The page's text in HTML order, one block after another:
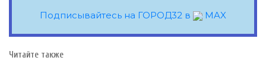
Подписывайтесь на ГОРОД32 в MAX
Читайте также